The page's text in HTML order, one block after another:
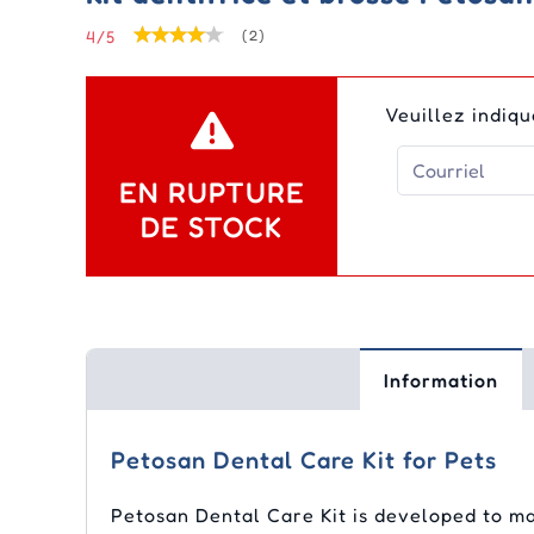
Soins de la peau
Soins de la peau
médicaments
Soins dentaires
4/5 (2)
EN RUPTURE
DE STOCK
Veuillez
Information
Petosan Dental Care Kit for Pets
Petosan Dental Care Kit is developed to